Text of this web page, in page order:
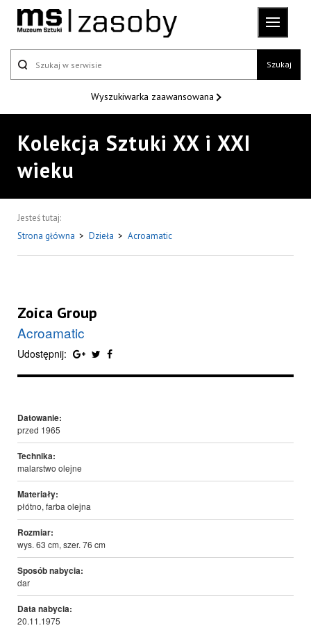
Szukaj
Wyszukiwarka zaawansowana
Kolekcja Sztuki XX i XXI
wieku
Jesteś tutaj:
Strona główna > Dzieła > Acroamatic
Zoica Group
Acroamatic
Udostępnij:
Datowanie:
przed 1965
Technika:
malarstwo olejne
Materiały:
płótno, farba olejna
Rozmiar:
wys. 63 cm, szer. 76 cm
Sposób nabycia:
dar
Data nabycia:
20.11.1975